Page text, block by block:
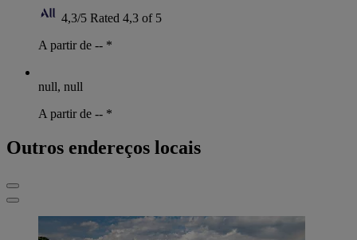
4,3/5 Rated 4,3 of 5
A partir de -- *
null, null
A partir de -- *
Outros endereços locais